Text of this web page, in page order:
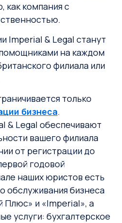
как компания с
Imperial & Legal станут
на каждом
филиала или
только
бизнеса.
& Legal обеспечивают
вашего филиала
от регистрации до
годовой
наших юристов есть
обслуживания бизнеса
Плюс» и «Imperial», а
услуги: бухгалтерское